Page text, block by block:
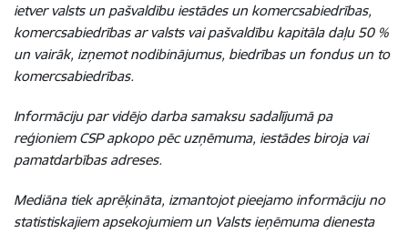
ietver valsts un pašvaldību iestādes un komercsabiedrības,
komercsabiedrības ar valsts vai pašvaldību kapitāla daļu 50 %
un vairāk, izņemot nodibinājumus, biedrības un fondus un to
komercsabiedrības.
Informāciju par vidējo darba samaksu sadalījumā pa
reģioniem CSP apkopo pēc uzņēmuma, iestādes biroja vai
pamatdarbības adreses.
Mediāna tiek aprēķināta, izmantojot pieejamo informāciju no
statistiskajiem apsekojumiem un Valsts ieņēmuma dienesta